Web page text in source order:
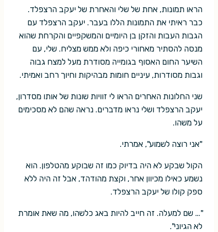
הראו תמונות, אחת של שלי והאחרת של יעקב הרצפלד.
כבר ראיתי את התמונות הללו בעבר. יעקב הרצפלד עם
הגבות העבות והזקן בן היומיים והמשקפיים והקרחת שהוא
מנסה להסתיר מאחורי כיפה ולא ממש מצליח. שלי, עם
השיער החום האסוף בגומייה מסודרת מעל למצח גבוה
וגבות מסודרות, עיניים חומות מבהיקות וחיוך רחב ואמיתי.
שני החלונות האחרים הראו לי זוויות שונות של אותו מסדרון,
יעקב הרצפלד ושלי נראו מדברים. נראה שהם לא מסכימים
על משהו.
"אני רוצה לשמוע", אמרתי.
הקול שבקע לא היה בדיוק כמו זה שבוקע מהטלפון. הוא
נשמע כאילו מכיוון אחר, וקצת מהודהד, אבל זה היה ללא
ספק קולו של יעקב הרצפלד.
"… שם למעלה. זה חייב להיות באג כלשהו, מה שאת אומרת
לא הגיוני".